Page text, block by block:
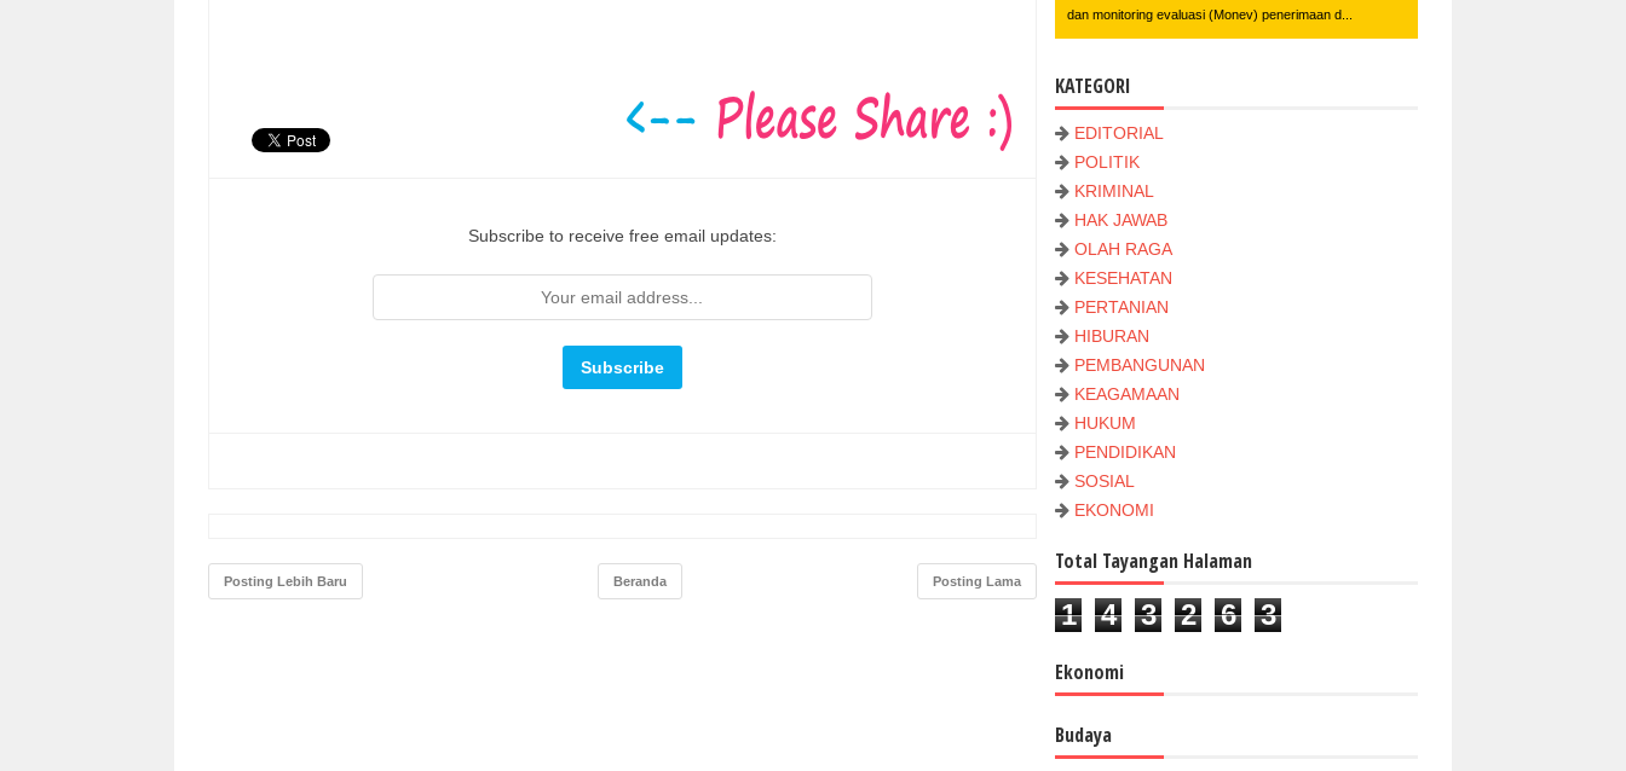
Subscribe to receive free email updates:
Posting Lebih Baru Posting Lama
Beranda
dan monitoring evaluasi (Monev) penerimaan d...
KATEGORI
EDITORIAL
POLITIK
KRIMINAL
HAK JAWAB
OLAH RAGA
KESEHATAN
PERTANIAN
HIBURAN
PEMBANGUNAN
KEAGAMAAN
HUKUM
PENDIDIKAN
SOSIAL
EKONOMI
Total Tayangan Halaman
1 4 3 2 6 3
Ekonomi
Budaya